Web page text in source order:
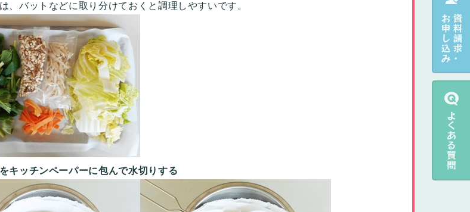
、バットなどに取り分けておくと調理しやすいです。
キッチンペーパーに包んで水切りする